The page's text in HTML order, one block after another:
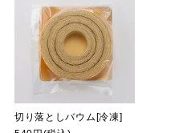
切り落としバウム[冷凍]